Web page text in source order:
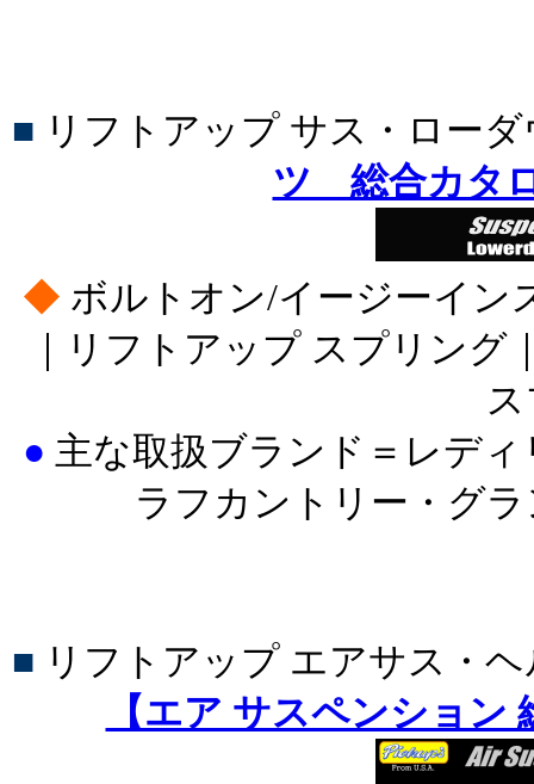
■ リフトアップ サス・ロー
ツ 総合カタ
◆ ボルトオン/イージーイン
｜リフトアップ スプリン
● 主な取扱ブランド＝レデ
ラフカントリー・グ
■ リフトアップ エアサス・
【エア サスペンション